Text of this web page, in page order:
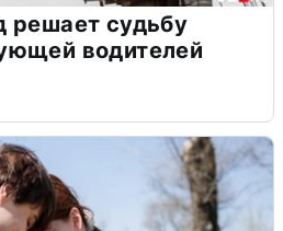
решает судьбу
водителей